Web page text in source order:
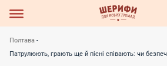
Полтава
Патрулюють, грають ще й пісні співають: чи